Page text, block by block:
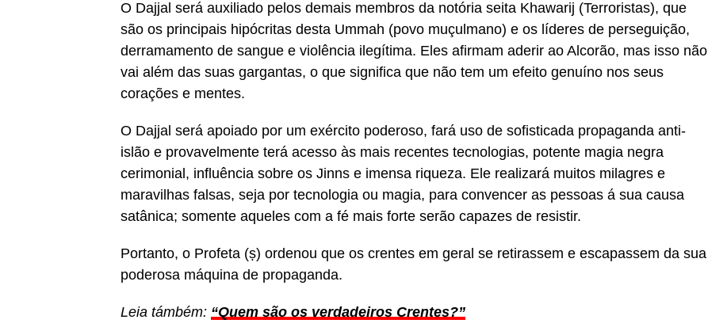
O Dajjal será auxiliado pelos demais membros da notória seita Khawarij (Terroristas), que
são os principais hipócritas desta Ummah (povo muçulmano) e os líderes de perseguição,
derramamento de sangue e violência ilegítima. Eles afirmam aderir ao Alcorão, mas isso não
vai além das suas gargantas, o que significa que não tem um efeito genuíno nos seus
corações e mentes.
O Dajjal será apoiado por um exército poderoso, fará uso de sofisticada propaganda anti-
islão e provavelmente terá acesso às mais recentes tecnologias, potente magia negra
cerimonial, influência sobre os Jinns e imensa riqueza. Ele realizará muitos milagres e
maravilhas falsas, seja por tecnologia ou magia, para convencer as pessoas á sua causa
satânica; somente aqueles com a fé mais forte serão capazes de resistir.
Portanto, o Profeta (ṣ) ordenou que os crentes em geral se retirassem e escapassem da sua
poderosa máquina de propaganda.
Leia támbém: “Quem são os verdadeiros Crentes?”